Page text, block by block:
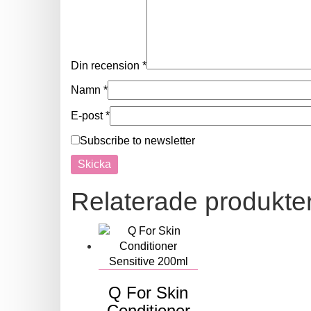
Din recension *
Namn *
E-post*
Subscribe to newsletter
Relaterade
Q For Skin